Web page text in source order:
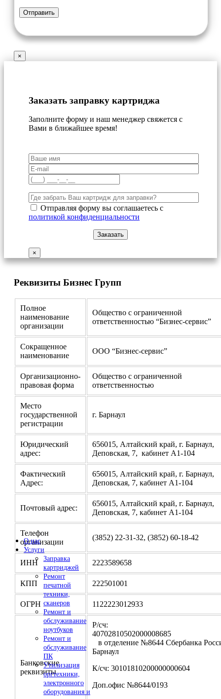
О нас
Услуги
Заправка
картриджей
Ремонт
печатной
техники,
сканеров
Ремонт и
обслуживание
ноутбуков
Ремонт и
обслуживание
ПК
Утилизация
оргтехники,
электронного
оборудования и
×
Заказать заправку картриджа
Заполните форму и наш менеджер свяжется с
Вами в ближайшее время!
Отправляя форму вы соглашаетесь с
политикой конфиденциальности
×
Реквизиты Бизнес Групп
Полное
наименование
организации
Общество с ограниченной
ответственностью “Бизнес-сервис”
Сокращенное
наименование
ООО “Бизнес-сервис”
Организационно-
правовая форма
Общество с ограниченной
ответственностью
Место
государственной
регистрации
г. Барнаул
Юридический
адрес:
656015, Алтайский край, г. Барнаул,
Деповская, 7, кабинет А1-104
Фактический
Адрес:
656015, Алтайский край, г. Барнаул,
Деповская, 7, кабинет А1-104
Почтовый адрес:
656015, Алтайский край, г. Барнаул,
Деповская, 7, кабинет А1-104
Телефон
организации
(3852) 22-31-32, (3852) 60-18-42
ИНН 2223589658
КПП 222501001
ОГРН 1122223012933
Банковские
реквизиты
Р/сч:
в отделение №8644 Сбербанка
Барнаул
К/сч: 30101810200000000604
Доп.офис №8644/0193